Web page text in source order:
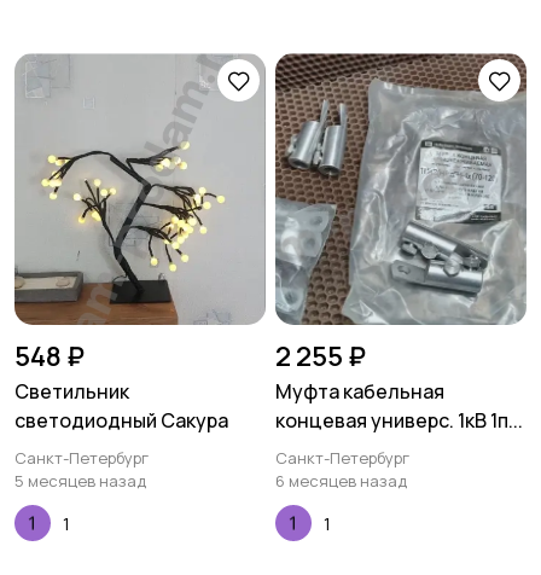
548 ₽
Светильник
светодиодный Сакура
Санкт-Петербург
5 месяцев назад
1
2 255 ₽
Муфта кабельная
концевая универс. 1кВ 1п...
Санкт-Петербург
6 месяцев назад
1